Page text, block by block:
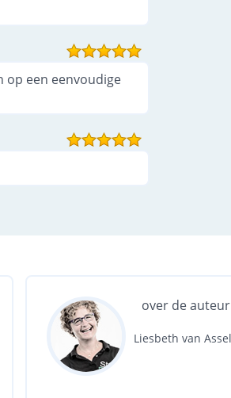
op een eenvoudige
over de auteur
Liesbeth van